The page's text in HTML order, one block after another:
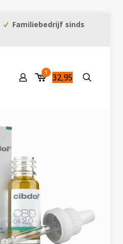
Familiebedrijf sinds
1 32,95